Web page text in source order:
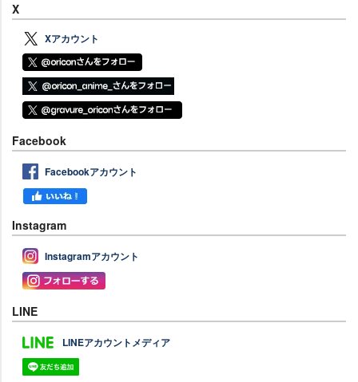
X
Xアカウント
Facebook
Facebookアカウント
Instagram
Instagramアカウント
LINE
LINEアカウントメディア